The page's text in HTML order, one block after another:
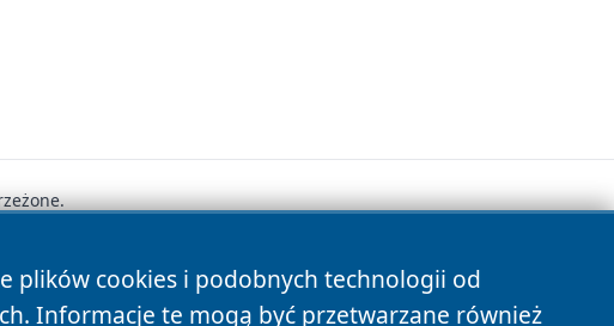
plików cookies i podobnych technologii od
Informacje te mogą być przetwarzane również